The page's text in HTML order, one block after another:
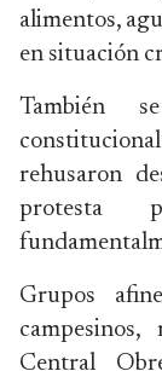
alimentos,
en situación
También
rehusaron
protesta
Grupos
Central